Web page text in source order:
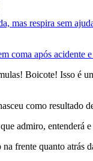
mas respira sem
coma após acidente
Boicote! Isso é
como resultado
admiro, entenderá
frente quanto atrás